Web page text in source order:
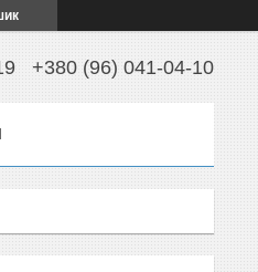
+380 (96) 041-04-10